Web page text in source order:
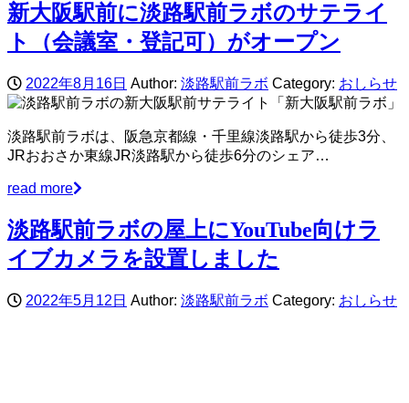
新大阪駅前に淡路駅前ラボのサテライ
ト（会議室・登記可）がオープン
2022年8月16日 Author: 淡路駅前ラボ Category: おしらせ
淡路駅前ラボは、阪急京都線・千里線淡路駅から徒歩3分、
JRおおさか東線JR淡路駅から徒歩6分のシェア…
read more
淡路駅前ラボの屋上にYouTube向けラ
イブカメラを設置しました
2022年5月12日 Author: 淡路駅前ラボ Category: おしらせ